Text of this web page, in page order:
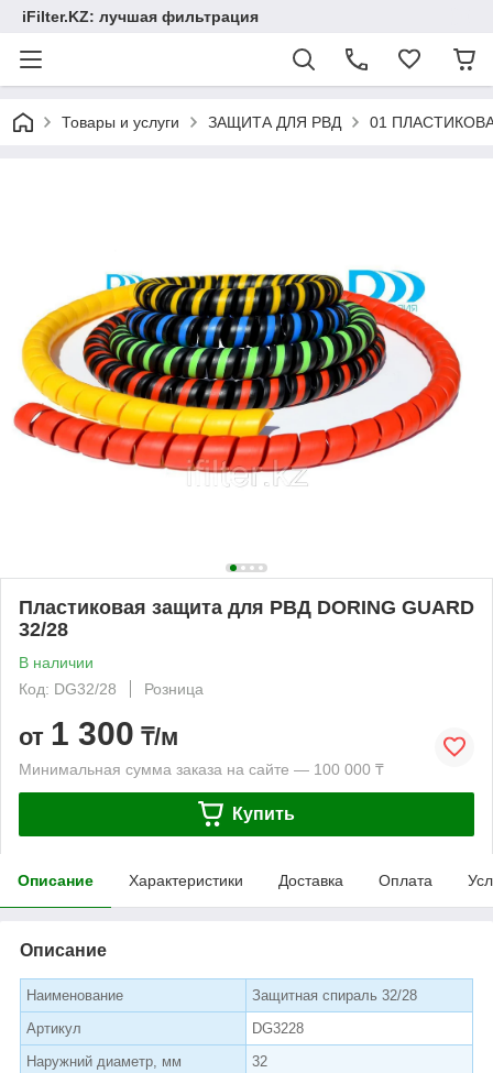
iFilter.KZ: лучшая фильтрация
Товары и услуги ЗАЩИТА ДЛЯ РВД 01
Пластиковая защита для РВД DORING GUARD
32/28
В наличии
Код: DG32/28
Розница
от 1 300 ₸/м
Минимальная сумма заказа на сайте — 100 000 ₸
Купить
Описание Характеристики Доставка Оплата
Описание
Наименование
Защитная спираль 32/28
Артикул
DG3228
Наружний диаметр, мм
32